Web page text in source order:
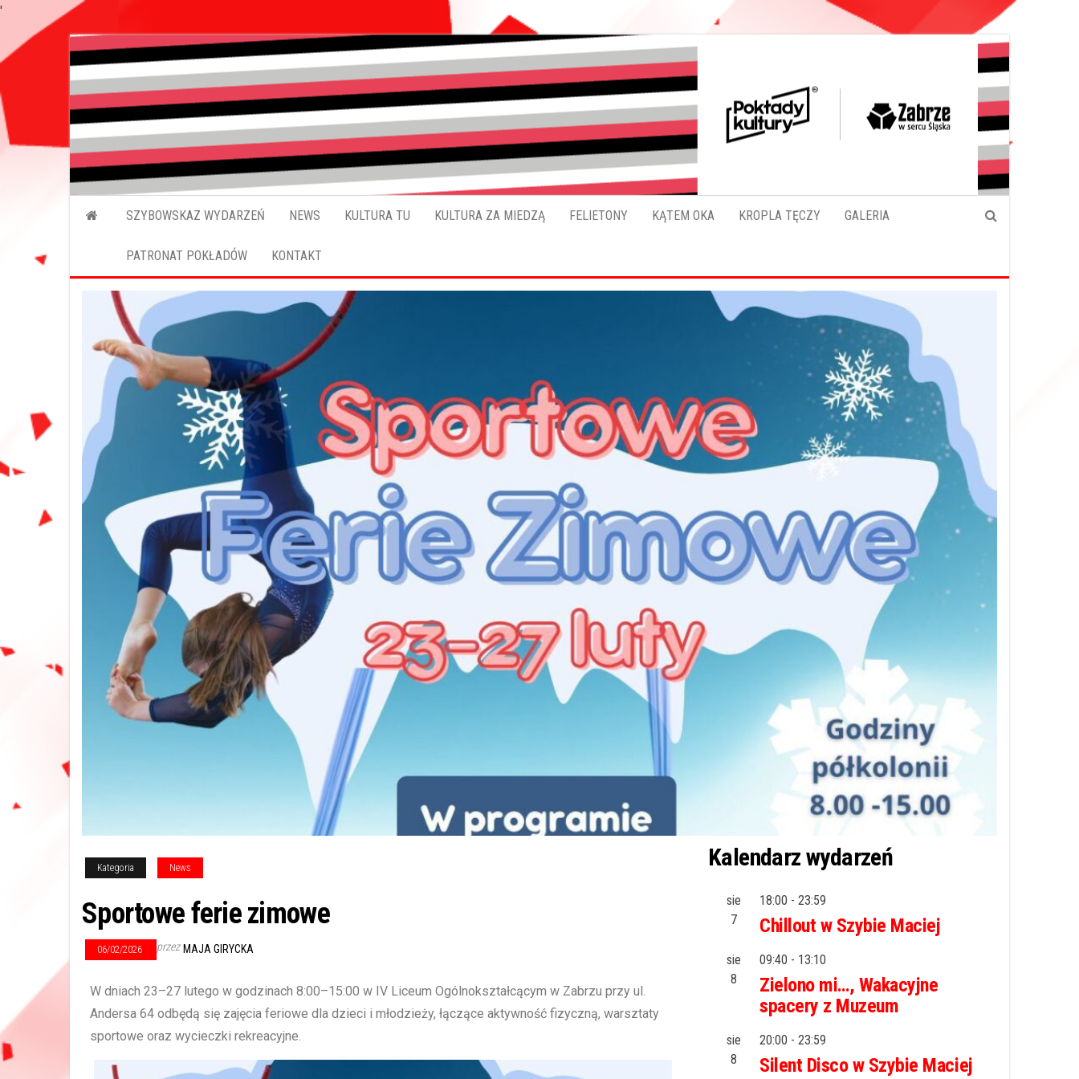
'
Pokładykultury.eu
SZYBOWSKAZ WYDARZEŃ NEWS KULTURA TU KULTURA ZA MIEDZĄ FELIETONY KĄTEM OKA KROPLA TĘCZY GALERIA
PATRONAT POKŁADÓW KONTAKT
Kategoria News
Sportowe ferie zimowe
06/02/2026 przez MAJA GIRYCKA
W dniach 23–27 lutego w godzinach 8:00–15:00 w IV Liceum Ogólnokształcącym w Zabrzu przy ul.
Andersa 64 odbędą się zajęcia feriowe dla dzieci i młodzieży, łączące aktywność fizyczną, warsztaty
sportowe oraz wycieczki rekreacyjne.
Kalendarz wydarzeń
sie
7
18:00 - 23:59
Chillout w Szybie Maciej
sie
8
09:40 - 13:10
Zielono mi…, Wakacyjne
spacery z Muzeum
sie
8
20:00 - 23:59
Silent Disco w Szybie Maciej